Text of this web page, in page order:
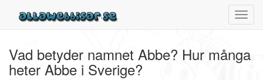
Vad betyder namnet Abbe? Hur många
heter Abbe i Sverige?